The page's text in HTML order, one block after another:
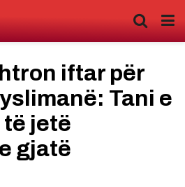
iftar për
Tani e
jetë
gjatë